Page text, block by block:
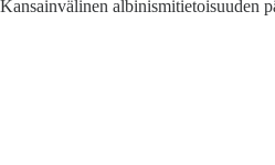
Kansainvälinen albinismitietoisuuden